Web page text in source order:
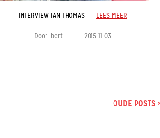
INTERVIEW IAN THOMAS LEES MEER
Door: bert 2015-11-03
OUDE POSTS ›